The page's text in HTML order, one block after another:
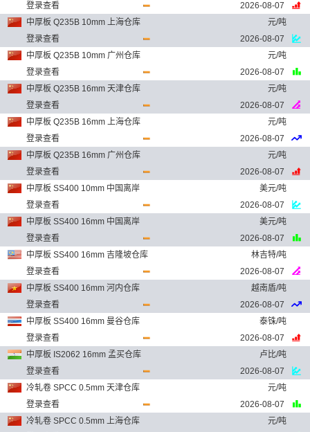
登录查看
2026-08-07
中厚板 Q235B 10mm 上海仓库
元/吨
登录查看
2026-08-07
中厚板 Q235B 10mm 广州仓库
元/吨
登录查看
2026-08-07
中厚板 Q235B 16mm 天津仓库
元/吨
登录查看
2026-08-07
中厚板 Q235B 16mm 上海仓库
元/吨
登录查看
2026-08-07
中厚板 Q235B 16mm 广州仓库
元/吨
登录查看
2026-08-07
中厚板 SS400 10mm 中国离岸
美元/吨
登录查看
2026-08-07
中厚板 SS400 16mm 中国离岸
美元/吨
登录查看
2026-08-07
中厚板 SS400 16mm 吉隆坡仓库
林吉特/吨
登录查看
2026-08-07
中厚板 SS400 16mm 河内仓库
越南盾/吨
登录查看
2026-08-07
中厚板 SS400 16mm 曼谷仓库
泰铢/吨
登录查看
2026-08-07
中厚板 IS2062 16mm 孟买仓库
卢比/吨
登录查看
2026-08-07
冷轧卷 SPCC 0.5mm 天津仓库
元/吨
登录查看
2026-08-07
冷轧卷 SPCC 0.5mm 上海仓库
元/吨